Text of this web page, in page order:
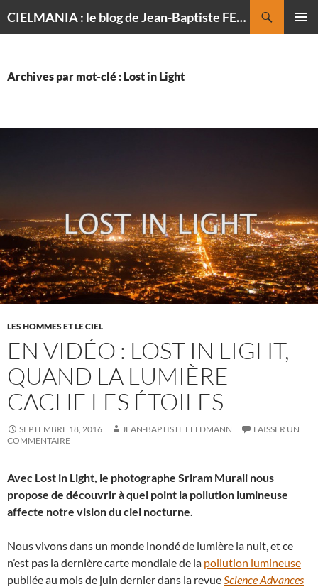
CIELMANIA : le blog de Jean-Baptiste FELDMANN, photographe du ciel
Archives par mot-clé : Lost in Light
LES HOMMES ET LE CIEL
EN VIDÉO : LOST IN LIGHT,
QUAND LA LUMIÈRE
CACHE LES ÉTOILES
SEPTEMBRE 18, 2016 JEAN-BAPTISTE FELDMANN
LAISSER UN
COMMENTAIRE
Avec Lost in Light, le photographe Sriram Murali nous
propose de découvrir à quel point la pollution lumineuse
affecte notre vision du ciel nocturne.
Nous vivons dans un monde inondé de lumière la nuit, et ce
n’est pas la dernière carte mondiale de la pollution lumineuse
publiée au mois de juin dernier dans la revueScience Advances